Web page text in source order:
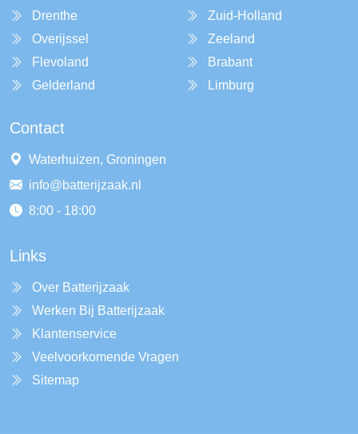
Drenthe
Overijssel
Flevoland
Gelderland
Zuid-Holland
Zeeland
Brabant
Limburg
Contact
Waterhuizen, Groningen
info@batterijzaak.nl
8:00 - 18:00
Links
Over Batterijzaak
Werken Bij Batterijzaak
Klantenservice
Veelvoorkomende Vragen
Sitemap